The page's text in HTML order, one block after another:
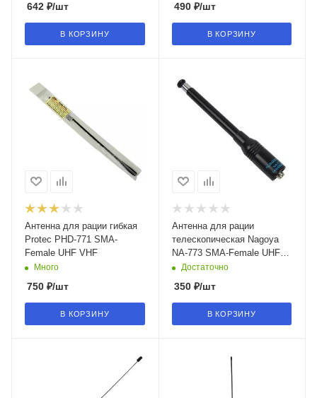
642 ₽/шт
В КОРЗИНУ
490₽/шт
В КОРЗИНУ
Антенна для рации гибкая
Protec PHD-771 SMA-
Female UHF VHF
Много
750 ₽/шт
В КОРЗИНУ
Антенна для рации
телескопическая Nagoya
NA-773 SMA-Female UHF
VHFДостаточно
350₽/шт
В КОРЗИНУ